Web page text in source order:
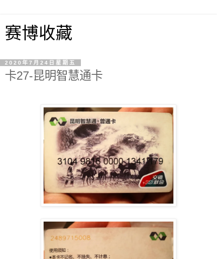
赛博收藏
2020年7月24日星期五
卡27-昆明智慧通卡